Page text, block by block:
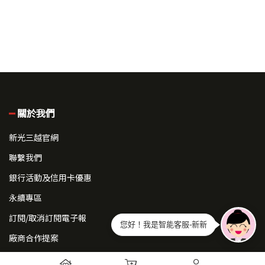
關於我們
新光三越官網
聯繫我們
銀行活動及信用卡優惠
永續專區
訂閱/取消訂閱電子報
廠商合作提案
您好！我是智能客服-新新